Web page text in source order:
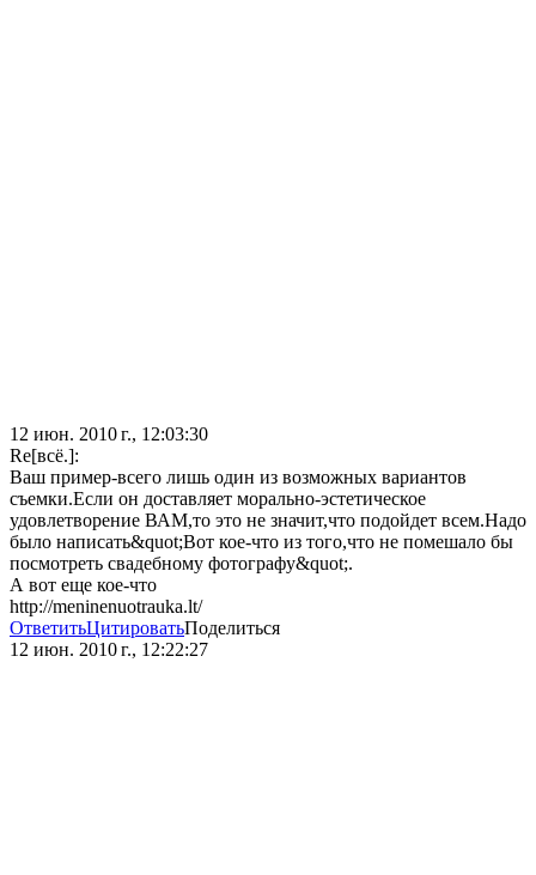
12 июн. 2010 г., 12:03:30
Re[всё.]:
Ваш пример-всего лишь один из возможных вариантов
съемки.Если он доставляет морально-эстетическое
удовлетворение ВАМ,то это не значит,что подойдет всем.Надо
было написать&quot;Вот кое-что из того,что не помешало бы
посмотреть свадебному фотографу&quot;.
А вот еще кое-что
http://meninenuotrauka.lt/
ОтветитьЦитироватьПоделиться
12 июн. 2010 г., 12:22:27